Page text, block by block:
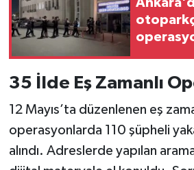
35 İlde Eş Zamanlı
12 Mayıs’ta düzenlenen eş
operasyonlarda 110 şüpheli
alındı. Adreslerde yapılan